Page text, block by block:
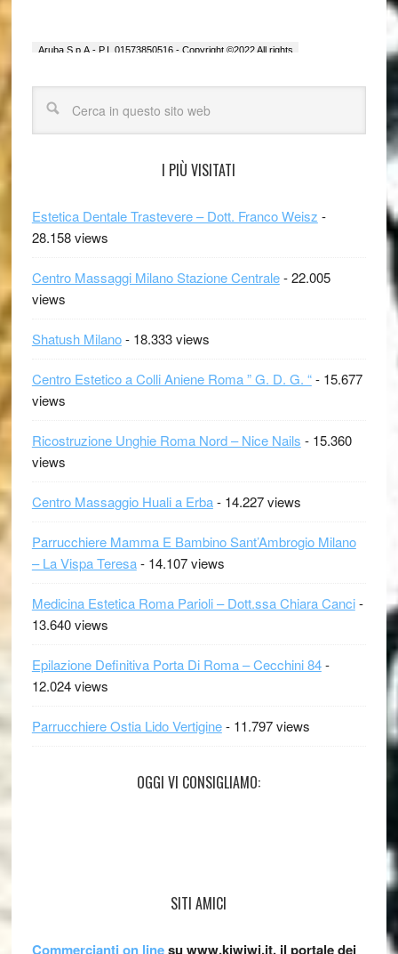
I PIÙ VISITATI
Estetica Dentale Trastevere – Dott. Franco Weisz -
28.158 views
Centro Massaggi Milano Stazione Centrale- 22.005
views
Shatush Milano- 18.333 views
Centro Estetico a Colli Aniene Roma ” G. D. G. “- 15.677
views
Ricostruzione Unghie Roma Nord – Nice Nails - 15.360
views
Centro Massaggio Huali a Erba- 14.227 views
Parrucchiere Mamma E Bambino Sant’Ambrogio Milano
– La Vispa Teresa- 14.107 views
Medicina Estetica Roma Parioli – Dott.ssa Chiara Canci-
13.640 views
Epilazione Definitiva Porta Di Roma – Cecchini 84-
12.024 views
Parrucchiere Ostia Lido Vertigine- 11.797 views
OGGI VI CONSIGLIAMO:
SITI AMICI
Commercianti on linesu www.kiwiwi.it, il portale dei